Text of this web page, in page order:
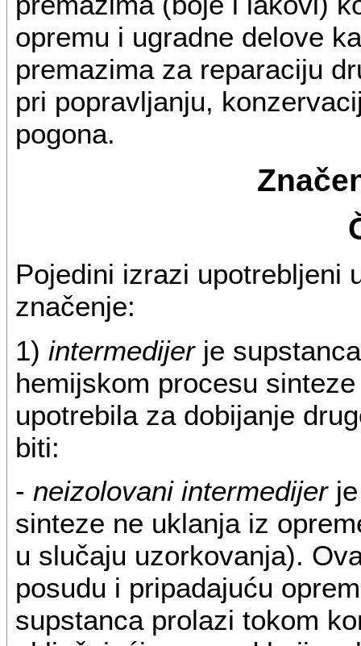
opremu i ugradne delove
premazima za reparaciju
pri popravljanju,
pogona.
Pojedini izrazi upotrebljeni
značenje:
1) intermedijerje
hemijskom procesu
upotrebila za dobijanje
biti:
- neizolovani intermedijerje
sinteze ne uklanja iz
u slučaju uzorkovanja).
posudu i pripadajuću
supstanca prolazi tokom